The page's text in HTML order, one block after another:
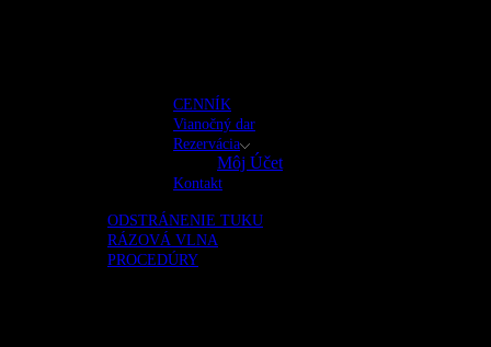
CENNÍK
Vianočný dar
Rezervácia
Môj Účet
Kontakt
ODSTRÁNENIE TUKU
RÁZOVÁ VLNA
PROCEDÚRY